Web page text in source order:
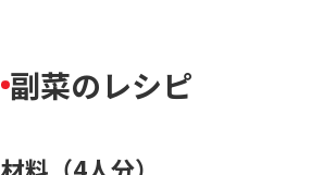
副菜のレシピ